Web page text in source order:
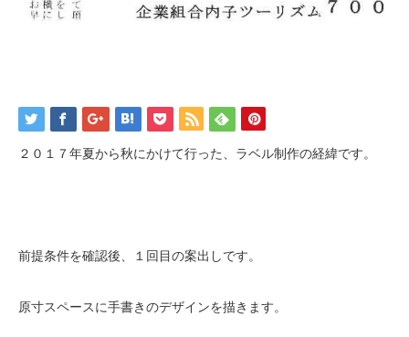
２０１７年夏から秋にかけて行った、ラベル制作の経緯です。
前提条件を確認後、１回目の案出しです。
原寸スペースに手書きのデザインを描きます。